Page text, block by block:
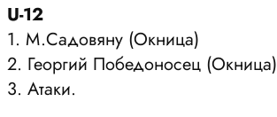
U-12
1. М.Садовяну (Окница)
2. Георгий Победоносец (Окница)
3. Атаки.